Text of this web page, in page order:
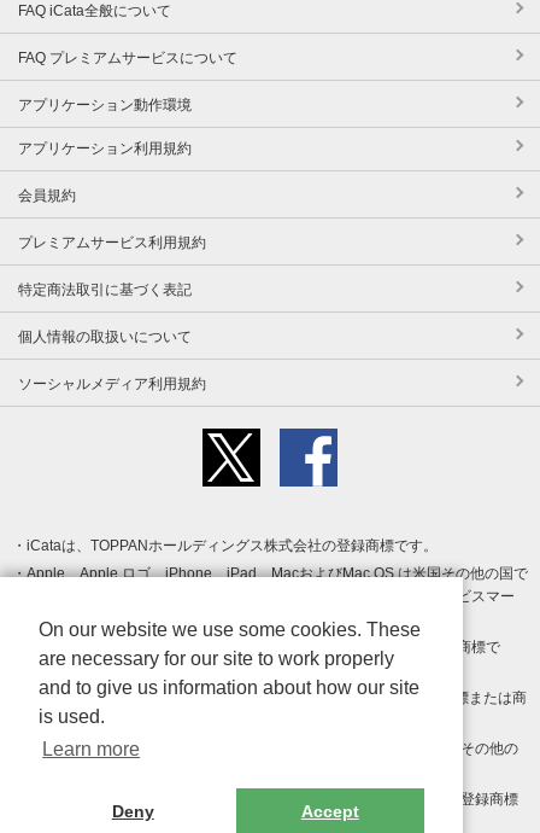
FAQ iCata全般について
FAQ プレミアムサービスについて
アプリケーション動作環境
アプリケーション利用規約
会員規約
プレミアムサービス利用規約
特定商法取引に基づく表記
個人情報の取扱いについて
ソーシャルメディア利用規約
iCataは、TOPPANホールディングス株式会社の登録商標です。
Apple、Apple ロゴ、iPhone、iPad、MacおよびMac OS は米国その他の国で
登録された Apple Inc. の商標です。App Store は Apple Inc. のサービスマー
クです。
Android、Google Play および Google Play ロゴ は Google LLC の商標で
す。
Windows は Microsoft Inc.の米国およびその他の国における登録商標または商
標です。
Adobe、Adobe Reader、Adobe PDF は、Adobe Inc.の米国およびその他の
その他、記載されている会社名、商品名、ロゴは各社の商標または登録商標
On our website we use some cookies. These
are necessary for our site to work properly
and to give us information about how our site
is used.
Learn more
Deny Accept